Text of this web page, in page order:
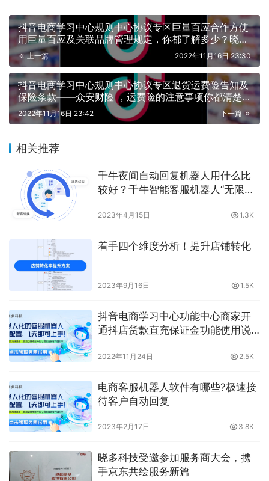
抖音电商学习中心规则中心协议专区巨量百应合作方使
用巨量百应及关联品牌管理规定，你都了解多少？晓多
告诉你
上一篇 2022年11月16日 23:30
抖音电商学习中心规则中心协议专区退货运费险告知及
保险条款——众安财险 ，运费险的注意事项你都清楚
了吗？晓多告诉你
下一篇
2022年11月16日 23:42
相关推荐
千牛夜间自动回复机器人用什么比
较好？千牛智能客服机器人“无限可
2023年4月15日 1.3K
着手四个维度分析！提升店铺转化
2023年9月16日 1.5K
抖音电商学习中心功能中心商家开
通抖店货款直充保证金功能使用说
了解
2022年11月24日 2.5K
电商客服机器人软件有哪些?极速接
待客户自动回复
2023年2月17日 3.8K
晓多科技受邀参加服务商大会，携
手京东共绘服务新篇